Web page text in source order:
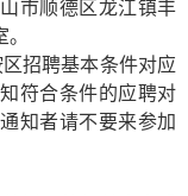
市顺德区龙江镇丰
区招聘基本条件对应
符合条件的应聘对
知者请不要来参加